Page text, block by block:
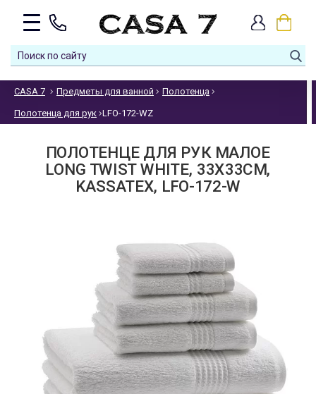
CASA 7 Предметы для ванной Полотенца
Полотенца для рук LFO-172-WZ
ПОЛОТЕНЦЕ ДЛЯ РУК МАЛОЕ
LONG TWIST WHITE, 33Х33СМ,
KASSATEX, LFO-172-W